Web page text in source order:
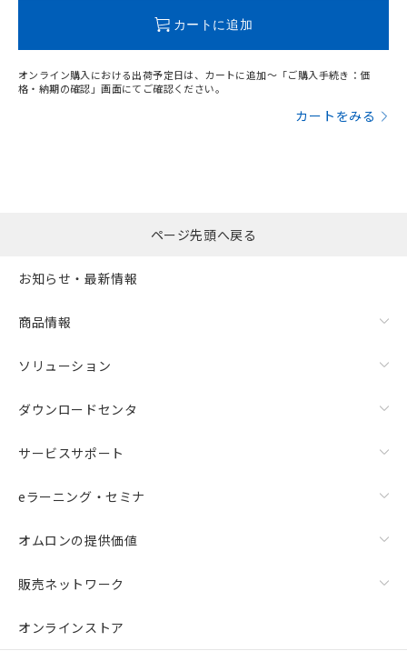
カートに追加
オンライン購入における出荷予定日は、カートに追加～「ご購入手続き：価
格・納期の確認」画面にてご確認ください。
カートをみる
ページ先頭へ戻る
お知らせ・最新情報
商品情報
ソリューション
ダウンロードセンタ
サービスサポート
eラーニング・セミナ
オムロンの提供価値
販売ネットワーク
オンラインストア